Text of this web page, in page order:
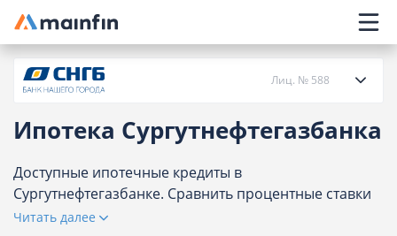
Главное меню
Ипотека Сургутнефтегазбанка
Доступные ипотечные кредиты в
Сургутнефтегазбанке. Сравнить процентные ставки
по ипотеке на покупку квартиры, дома,
Читать далее
Лиц. № 588
Кредиты